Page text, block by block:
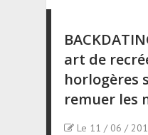
art de
horlogères
remuer les
Le 11 / 06 /